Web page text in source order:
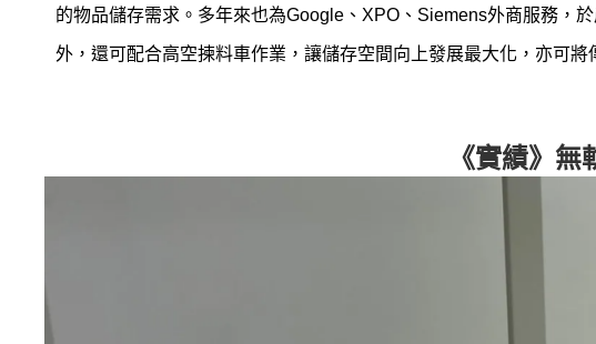
的物品儲存需求。多年來也為Google、XPO、Siemens外商服務，
外，還可配合高空揀料車作業，讓儲存空間向上發展最大化，亦可
《實績》無